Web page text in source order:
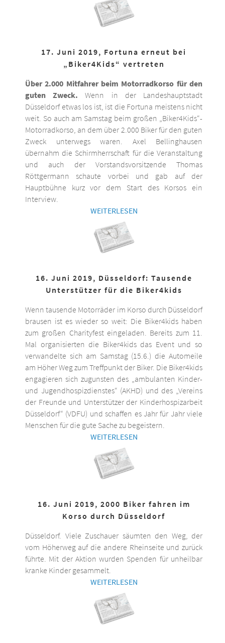
17. Juni 2019, Fortuna erneut bei
„Biker4Kids“ vertreten
Über 2.000 Mitfahrer beim Motorradkorso für den
guten Zweck. Wenn in der Landeshauptstadt
Düsseldorf etwas los ist, ist die Fortuna meistens nicht
weit. So auch am Samstag beim großen „Biker4Kids“-
Motorradkorso, an dem über 2.000 Biker für den guten
Zweck unterwegs waren. Axel Bellinghausen
übernahm die Schirmherrschaft für die Veranstaltung
und auch der Vorstandsvorsitzende Thomas
Röttgermann schaute vorbei und gab auf der
Hauptbühne kurz vor dem Start des Korsos ein
Interview.
WEITERLESEN
16. Juni 2019, Düsseldorf: Tausende
Unterstützer für die Biker4kids
Wenn tausende Motorräder im Korso durch Düsseldorf
brausen ist es wieder so weit: Die Biker4kids haben
zum großen Charityfest eingeladen. Bereits zum 11.
Mal organisierten die Biker4kids das Event und so
verwandelte sich am Samstag (15.6.) die Automeile
am Höher Weg zum Treffpunkt der Biker. Die Biker4kids
engagieren sich zugunsten des „ambulanten Kinder-
und Jugendhospizdienstes“ (AKHD) und des „Vereins
der Freunde und Unterstützer der Kinderhospizarbeit
Düsseldorf“ (VDFU) und schaffen es Jahr für Jahr viele
Menschen für die gute Sache zu begeistern.
WEITERLESEN
16. Juni 2019, 2000 Biker fahren im
Korso durch Düsseldorf
Düsseldorf. Viele Zuschauer säumten den Weg, der
vom Höherweg auf die andere Rheinseite und zurück
führte. Mit der Aktion wurden Spenden für unheilbar
kranke Kinder gesammelt.
WEITERLESEN